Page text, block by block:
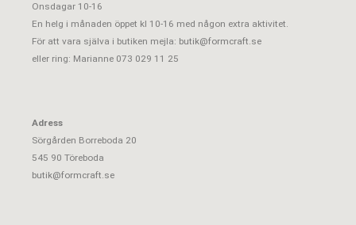
Onsdagar 10-16
En helg i månaden öppet kl 10-16 med någon extra aktivitet.
För att vara själva i butiken mejla: butik@formcraft.se
eller ring: Marianne 073 029 11 25
Adress
Sörgården Borreboda 20
545 90 Töreboda
butik@formcraft.se